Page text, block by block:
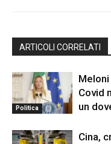
ARTICOLI CORRELATI
Politica
Covid
un
Cina,